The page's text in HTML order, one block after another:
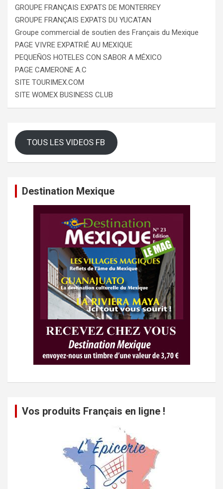
GROUPE FRANÇAIS EXPATS DE MONTERREY
GROUPE FRANÇAIS EXPATS DU YUCATAN
Groupe commercial de soutien des Français du Mexique
PAGE VIVRE EXPATRIÉ AU MEXIQUE
PEQUEÑOS HOTELES CON SABOR A MÉXICO
PAGE CAMERONE A.C
SITE TOURIMEX.COM
SITE WOMEX BUSINESS CLUB
TOUS LES VIDEOS FB
Destination Mexique
Vos produits Français en ligne !